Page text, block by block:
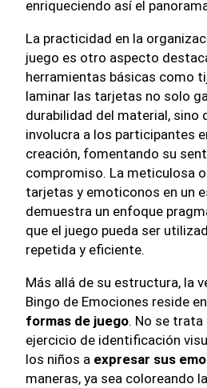
enriqueciendo así el
La practicidad en la
juego es otro aspecto
herramientas básicas como
laminar las tarjetas no solo
durabilidad del material, sino
involucra a los participantes
creación, fomentando su
compromiso. La meticulosa
tarjetas y emoticonos en un
demuestra un enfoque
que el juego pueda ser
repetida y eficiente.
Más allá de su estructura, la
Bingo de Emociones reside
formas de juego. No se trata
ejercicio de identificación
los niños a expresar sus
maneras, ya sea coloreando